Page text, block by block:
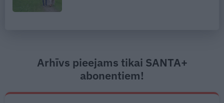
Arhīvs pieejams tikai SANTA+
abonentiem!